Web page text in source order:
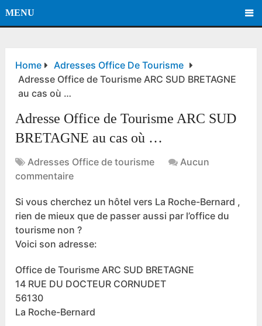
MENU
Home
Adresses Office De Tourisme
Adresse Office de Tourisme ARC SUD BRETAGNE
au cas où …
Adresse Office de Tourisme ARC SUD
BRETAGNE au cas où …
Adresses Office de tourisme
Aucun
commentaire
Si vous cherchez un hôtel vers La Roche-Bernard ,
rien de mieux que de passer aussi par l’office du
tourisme non ?
Voici son adresse:
Office de Tourisme ARC SUD BRETAGNE
14 RUE DU DOCTEUR CORNUDET
56130
La Roche-Bernard